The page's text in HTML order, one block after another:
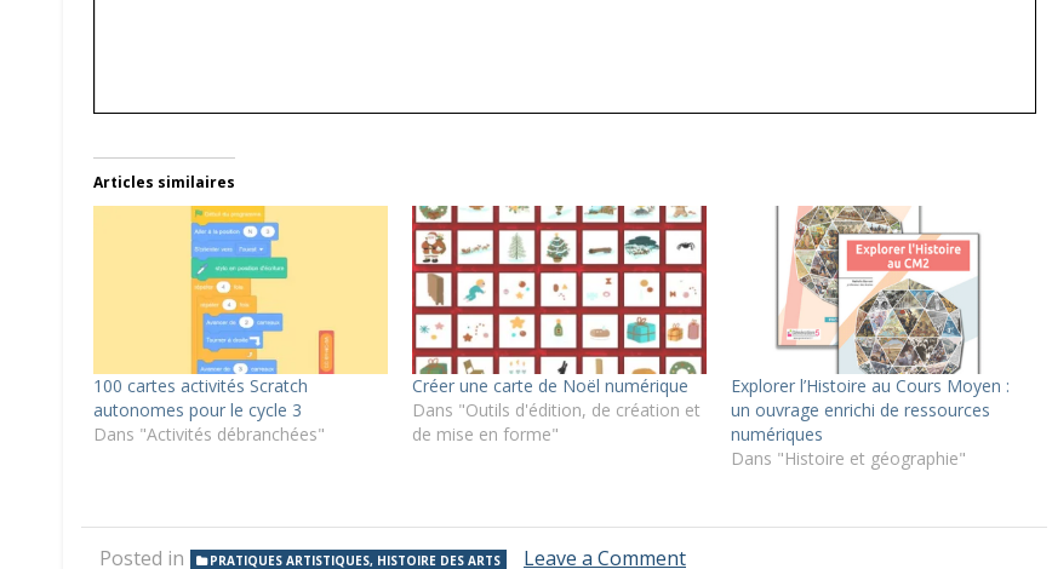
Articles similaires
100 cartes activités Scratch
autonomes pour le cycle 3
Dans "Activités débranchées"
Créer une carte de Noël numérique
Dans "Outils d'édition, de création et
de mise en forme"
Explorer l’Histoire au Cours Moyen :
un ouvrage enrichi de ressources
numériques
Dans "Histoire et géographie"
Posted in PRATIQUES ARTISTIQUES, HISTOIRE DES ARTS Leave a Commenton